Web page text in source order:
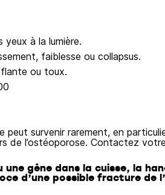
à la lumière.
faiblesse ou collapsus.
ou toux.
peut survenir rarement, en
de l’ostéoporose. Contactez
gêne dans la cuisse, la
d’une possible fracture de